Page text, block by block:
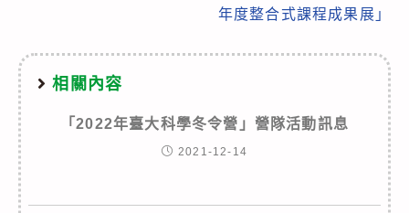
年度整合式課程成果展」
相關內容
「2022年臺大科學冬令營」營隊活動訊息
2021-12-14